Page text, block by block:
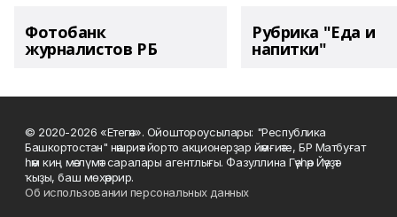
Фотобанк
журналистов РБ
Рубрика "Еда и
напитки"
© 2020-2026 «Етегән». Ойоштороусылары: "Республика
Башкортостан" нәшриәт йорто акционерҙар йәмғиәте, БР Матбуғат
һәм киң мәғлүмәт саралары агентлығы. Фазуллина Гәүһәр Йәүҙәт
ҡыҙы, баш мөхәррир.
Об использовании персональных данных